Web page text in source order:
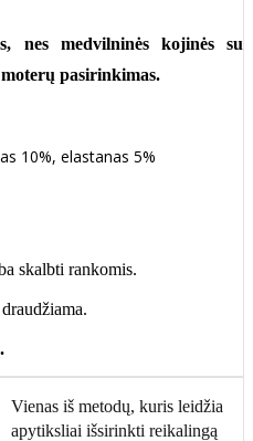
nes medvilninės kojinėssu
pasirinkimas.
10%, elastanas 5%
skalbti rankomis.
Vienas iš metodų, kuris leidžia
apytiksliai išsirinkti reikalingą